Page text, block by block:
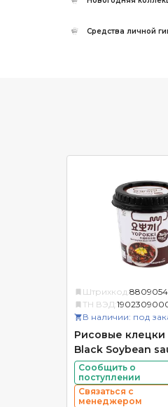
Средства личной
Штрихкод:
ТН ВЭД:
В наличии: под
Рисовые клецки
Black Soybean
Сообщить о
поступлении
Связаться с
менеджером